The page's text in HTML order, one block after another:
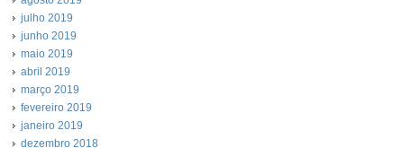
julho 2019
junho 2019
maio 2019
abril 2019
março 2019
fevereiro 2019
janeiro 2019
dezembro 2018